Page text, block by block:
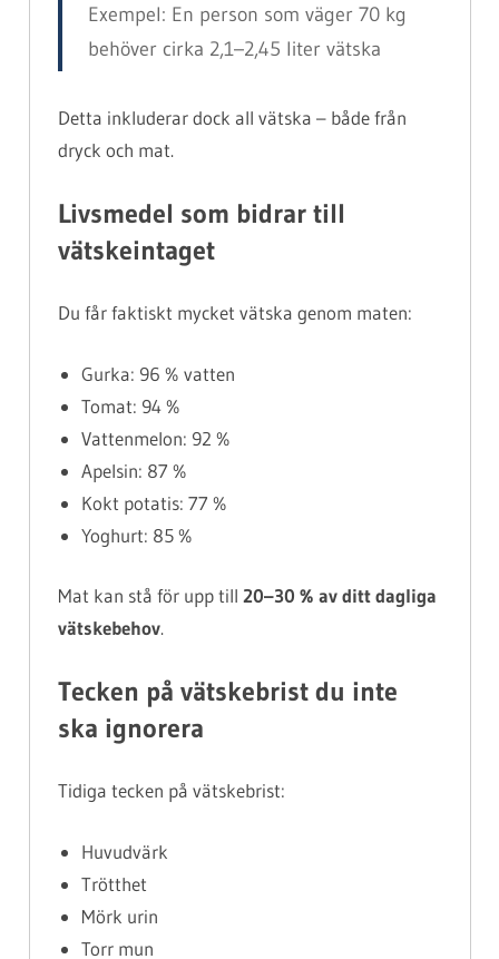
Exempel: En person som väger 70 kg
behöver cirka 2,1–2,45 liter vätska
Detta inkluderar dock all vätska – både från
dryck och mat.
Livsmedel som bidrar till
vätskeintaget
Du får faktiskt mycket vätska genom maten:
Gurka: 96 % vatten
Tomat: 94 %
Vattenmelon: 92 %
Apelsin: 87 %
Kokt potatis: 77 %
Yoghurt: 85 %
Mat kan stå för upp till 20–30 % av ditt dagliga
vätskebehov.
Tecken på vätskebrist du inte
ska ignorera
Tidiga tecken på vätskebrist:
Huvudvärk
Trötthet
Mörk urin
Torr mun